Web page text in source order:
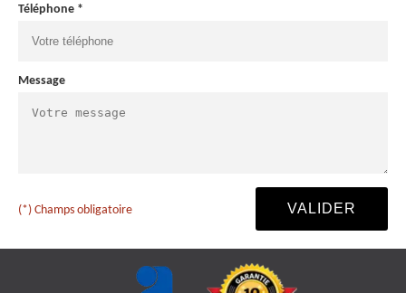
Téléphone *
Message
(*) Champs obligatoire